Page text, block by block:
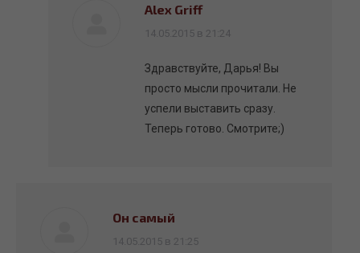
Alex Griff
говорит:
14.05.2015 в 21:24
Здравствуйте, Дарья! Вы
просто мысли прочитали. Не
успели выставить сразу.
Теперь готово. Смотрите;)
Он самый
говорит:
14.05.2015 в 21:25